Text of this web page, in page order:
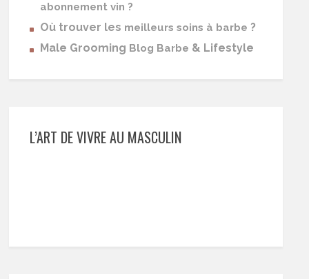
abonnement vin ?
Où trouver les meilleurs soins à barbe ?
Male Grooming Blog Barbe & Lifestyle
L’ART DE VIVRE AU MASCULIN